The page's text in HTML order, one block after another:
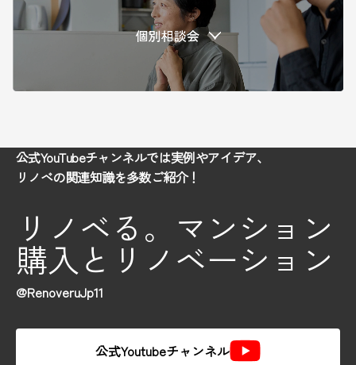
公式YouTubeチャンネルでは実例やアイデア、
リノベの関連知識を多数ご紹介！
リノベる。マンション
購入とリノベーション
@RenoveruJp11
公式Youtubeチャンネル